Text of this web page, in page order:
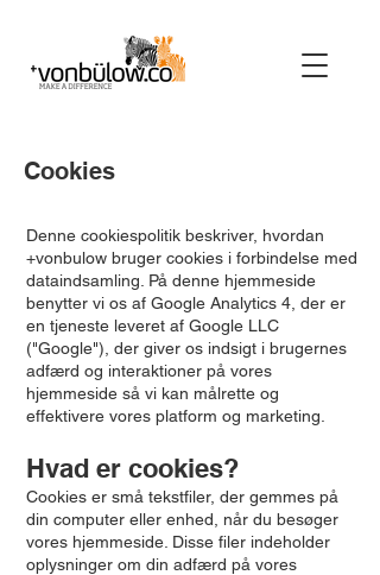
Cookies
Denne cookiespolitik beskriver, hvordan
+vonbulow bruger cookies i forbindelse med
dataindsamling. På denne hjemmeside
benytter vi os af Google Analytics 4, der er
en tjeneste leveret af Google LLC
("Google"), der giver os indsigt i brugernes
adfærd og interaktioner på vores
hjemmeside så vi kan målrette og
effektivere vores platform og marketing.
Hvad er cookies?
Cookies er små tekstfiler, der gemmes på
din computer eller enhed, når du besøger
vores hjemmeside. Disse filer indeholder
oplysninger om din adfærd på vores